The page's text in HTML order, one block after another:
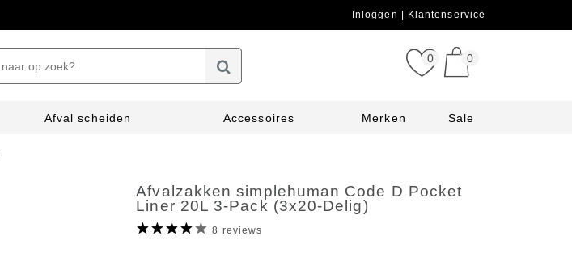
Inloggen Klantenservice
0 0
Afval scheiden Accessoires Merken Sale
Afvalzakken simplehuman Code D Pocket
Liner 20L 3-Pack (3x20-Delig)
8 reviews